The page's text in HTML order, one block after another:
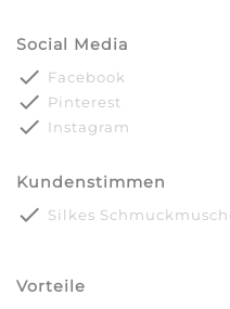
Social Media
done Facebook
done Pinterest
done Instagram
Kundenstimmen
done Silkes
Vorteile